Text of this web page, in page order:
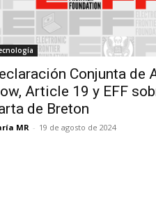
Conjunta de
Article 19 y EFF
de Breton
MR - 19 de agosto de 2024